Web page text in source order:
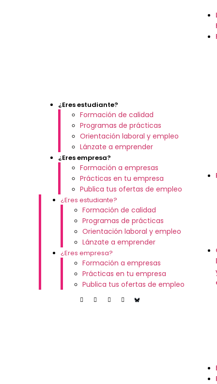
¿Eres estudiante?
Formación de calidad
Programas de prácticas
Orientación laboral y empleo
Lánzate a emprender
¿Eres empresa?
Formación a empresas
Prácticas en tu empresa
Publica tus ofertas de empleo
¿Eres estudiante?
Formación de calidad
Programas de prácticas
Orientación laboral y empleo
Lánzate a emprender
¿Eres empresa?
Formación a empresas
Prácticas en tu empresa
Publica tus ofertas de empleo